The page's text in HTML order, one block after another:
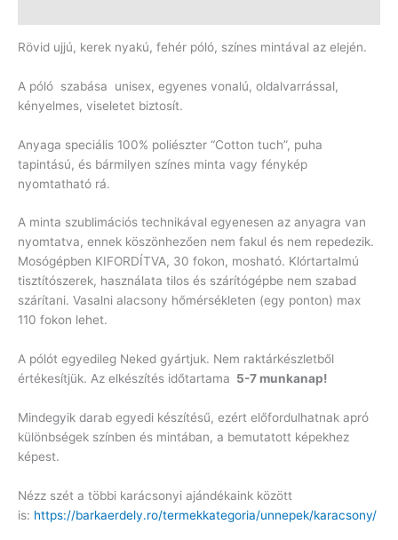
Rövid ujjú, kerek nyakú, fehér póló, színes mintával az elején.
A póló szabása unisex, egyenes vonalú, oldalvarrással,
kényelmes, viseletet biztosít.
Anyaga speciális 100% poliészter “Cotton tuch”, puha
tapintású, és bármilyen színes minta vagy fénykép
nyomtatható rá.
A minta szublimációs technikával egyenesen az anyagra van
nyomtatva, ennek köszönhezően nem fakul és nem repedezik.
Mosógépben KIFORDÍTVA, 30 fokon, mosható. Klórtartalmú
tisztítószerek, használata tilos és szárítógépbe nem szabad
szárítani. Vasalni alacsony hőmérsékleten (egy ponton) max
110 fokon lehet.
A pólót egyedileg Neked gyártjuk. Nem raktárkészletből
értékesítjük. Az elkészítés időtartama 5-7 munkanap!
Mindegyik darab egyedi készítésű, ezért előfordulhatnak apró
különbségek színben és mintában, a bemutatott képekhez
képest.
Nézz szét a többi karácsonyi ajándékaink között
is: https://barkaerdely.ro/termekkategoria/unnepek/karacsony/